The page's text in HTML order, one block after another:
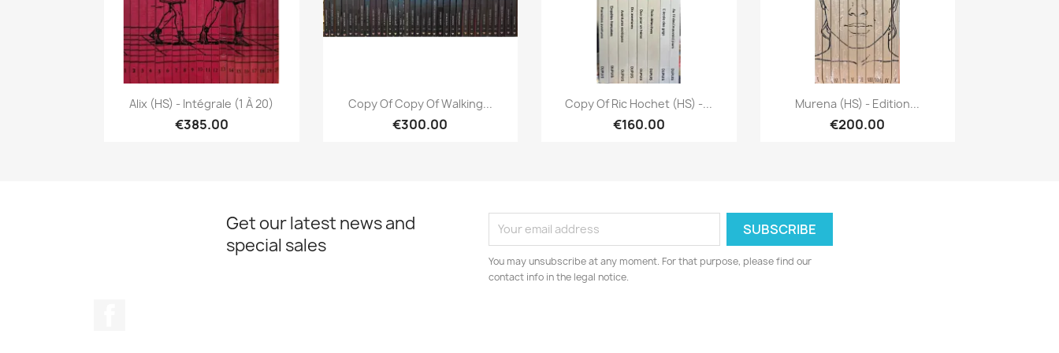
Quick view
Alix (HS) - Intégrale (1 À 20)
€385.00
Quick view
Copy Of Copy Of Walking...
€300.00
Quick view
Copy Of Ric Hochet (HS) -...
€160.00
Quick view
Murena (HS) - Edition...
€200.00
Get our latest news and
special sales
You may unsubscribe at any moment. For that purpose, please find our
contact info in the legal notice.